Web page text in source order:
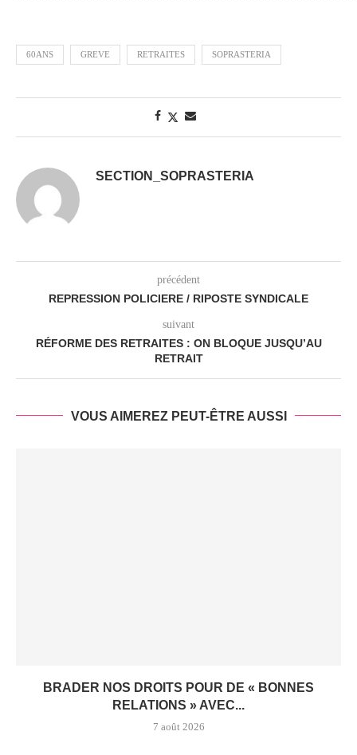
60ANS GREVE RETRAITES SOPRASTERIA
SECTION_SOPRASTERIA
précédent
REPRESSION POLICIERE / RIPOSTE SYNDICALE
suivant
RÉFORME DES RETRAITES : ON BLOQUE JUSQU’AU
RETRAIT
VOUS AIMEREZ PEUT-ÊTRE AUSSI
BRADER NOS DROITS POUR DE « BONNES
RELATIONS » AVEC...
7 août 2026